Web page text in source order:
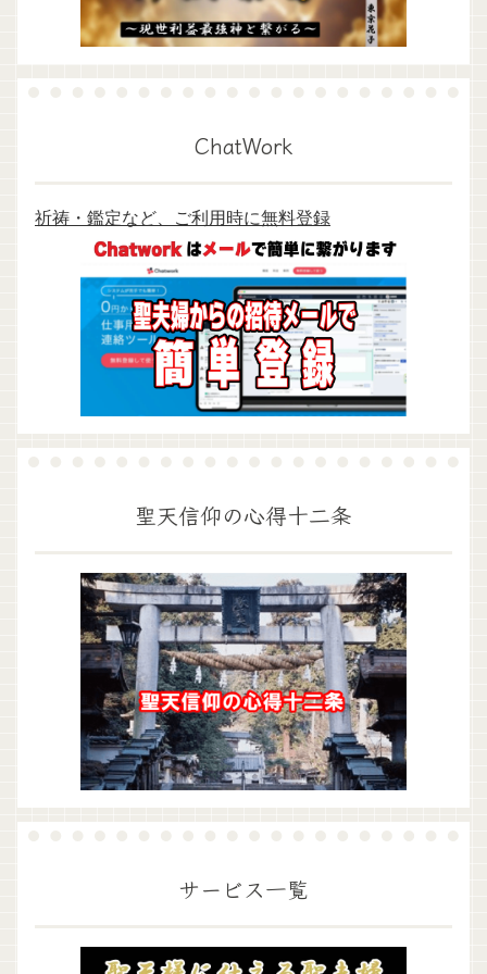
ChatWork
祈祷・鑑定など、ご利用時に無料登録
聖天信仰の心得十二条
サービス一覧